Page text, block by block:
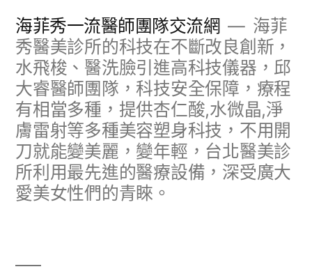
海菲秀一流醫師團隊交流網
海菲
秀醫美診所的科技在不斷改良創新，
水飛梭、醫洗臉引進高科技儀器，邱
大睿醫師團隊，科技安全保障，療程
有相當多種，提供杏仁酸,水微晶,淨
膚雷射等多種美容塑身科技，不用開
刀就能變美麗，變年輕，台北醫美診
所利用最先進的醫療設備，深受廣大
愛美女性們的青睞。